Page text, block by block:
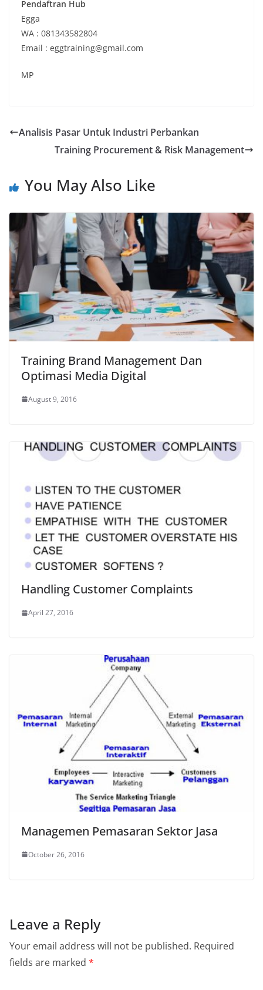
Pendaftran Hub
Egga
WA : 081343582804
Email : eggtraining@gmail.com
MP
Analisis Pasar Untuk Industri Perbankan
Training Procurement & Risk Management
You May Also Like
Training Brand Management Dan
Optimasi Media Digital
August 9, 2016
Handling Customer Complaints
April 27, 2016
Managemen Pemasaran Sektor Jasa
October 26, 2016
Leave a Reply
Your email address will not be published. Required
fields are marked *